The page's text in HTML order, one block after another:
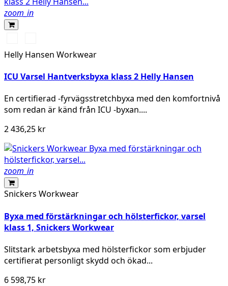
zoom_in
YELLOW/EBONY
ORANGE/EBONY
Helly Hansen Workwear
ICU Varsel Hantverksbyxa klass 2 Helly Hansen
En certifierad -fyrvägsstretchbyxa med den komfortnivå
som redan är känd från ICU -byxan....
2 436,25 kr
zoom_in
Snickers Workwear
Byxa med förstärkningar och hölsterfickor, varsel
klass 1, Snickers Workwear
Slitstark arbetsbyxa med hölsterfickor som erbjuder
certifierat personligt skydd och ökad...
6 598,75 kr